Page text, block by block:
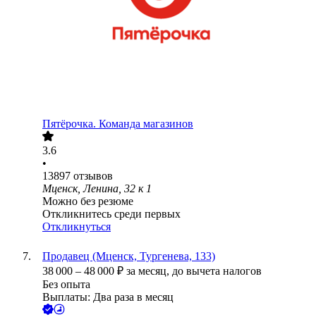
Пятёрочка. Команда магазинов
3.6
•
13897 отзывов
Мценск, Ленина, 32 к 1
Можно без резюме
Откликнитесь среди первых
Откликнуться
Продавец (Мценск, Тургенева, 133)
38 000 – 48 000 ₽ за месяц, до вычета налогов
Без опыта
Выплаты: Два раза в месяц